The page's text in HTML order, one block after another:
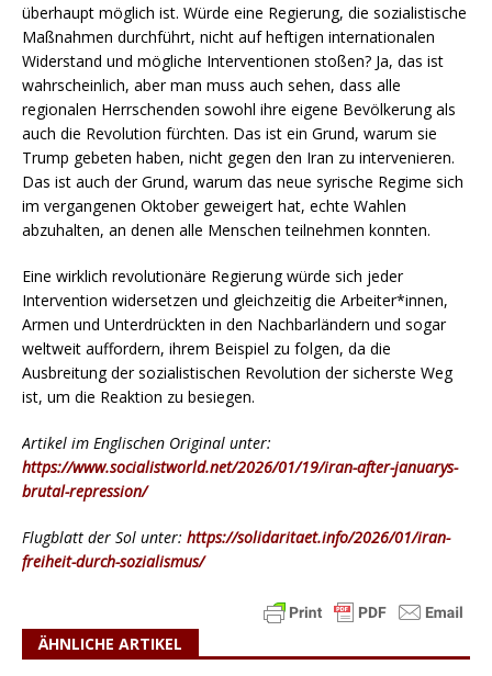
überhaupt möglich ist. Würde eine Regierung, die sozialistische
Maßnahmen durchführt, nicht auf heftigen internationalen
Widerstand und mögliche Interventionen stoßen? Ja, das ist
wahrscheinlich, aber man muss auch sehen, dass alle
regionalen Herrschenden sowohl ihre eigene Bevölkerung als
auch die Revolution fürchten. Das ist ein Grund, warum sie
Trump gebeten haben, nicht gegen den Iran zu intervenieren.
Das ist auch der Grund, warum das neue syrische Regime sich
im vergangenen Oktober geweigert hat, echte Wahlen
abzuhalten, an denen alle Menschen teilnehmen konnten.
Eine wirklich revolutionäre Regierung würde sich jeder
Intervention widersetzen und gleichzeitig die Arbeiter*innen,
Armen und Unterdrückten in den Nachbarländern und sogar
weltweit auffordern, ihrem Beispiel zu folgen, da die
Ausbreitung der sozialistischen Revolution der sicherste Weg
ist, um die Reaktion zu besiegen.
Artikel im Englischen Original unter:
https://www.socialistworld.net/2026/01/19/iran-after-januarys-
brutal-repression/
Flugblatt der Sol unter: https://solidaritaet.info/2026/01/iran-
freiheit-durch-sozialismus/
ÄHNLICHE ARTIKEL